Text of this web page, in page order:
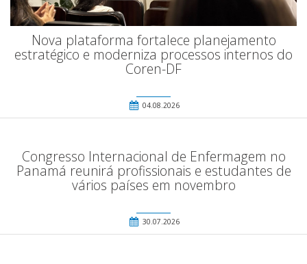
Nova plataforma fortalece planejamento
estratégico e moderniza processos internos do
Coren-DF
04.08.2026
Congresso Internacional de Enfermagem no
Panamá reunirá profissionais e estudantes de
vários países em novembro
30.07.2026